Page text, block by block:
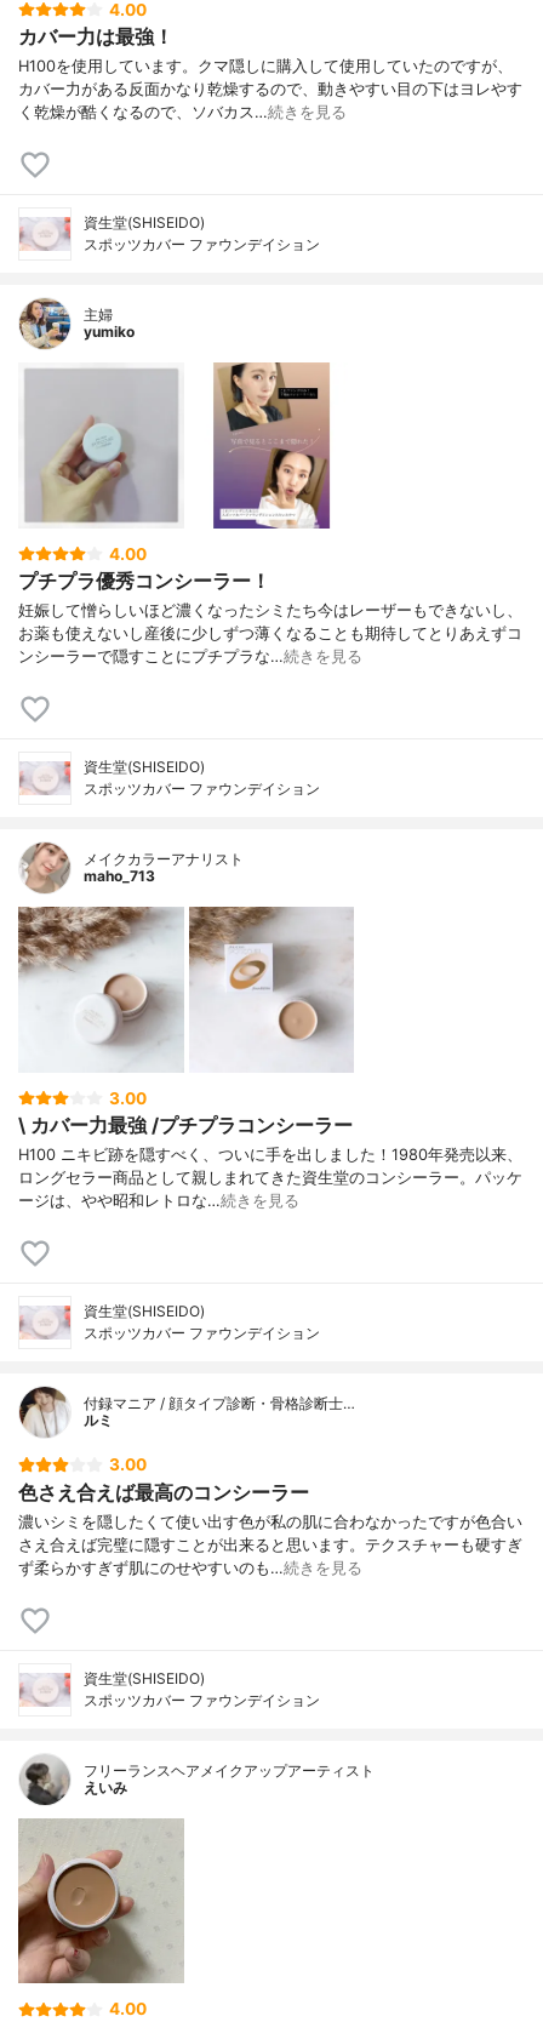
4.00
カバー力は最強！
H100を使用しています。クマ隠しに購入して使用していたのですが、
カバー力がある反面かなり乾燥するので、動きやすい目の下はヨレやす
く乾燥が酷くなるので、ソバカス…続きを見る
資生堂(SHISEIDO)
スポッツカバー ファウンデイション
主婦
yumiko
4.00
プチプラ優秀コンシーラー！
妊娠して憎らしいほど濃くなったシミたち今はレーザーもできないし、
お薬も使えないし産後に少しずつ薄くなることも期待してとりあえずコ
ンシーラーで隠すことにプチプラな…続きを見る
資生堂(SHISEIDO)
スポッツカバー ファウンデイション
メイクカラーアナリスト
maho_713
3.00
\ カバー力最強 /プチプラコンシーラー
H100 ニキビ跡を隠すべく、ついに手を出しました！1980年発売以来、
ロングセラー商品として親しまれてきた資生堂のコンシーラー。パッケ
ージは、やや昭和レトロな…続きを見る
資生堂(SHISEIDO)
スポッツカバー ファウンデイション
付録マニア / 顔タイプ診断・骨格診断士…
ルミ
3.00
色さえ合えば最高のコンシーラー
濃いシミを隠したくて使い出す色が私の肌に合わなかったですが色合い
さえ合えば完璧に隠すことが出来ると思います。テクスチャーも硬すぎ
ず柔らかすぎず肌にのせやすいのも…続きを見る
資生堂(SHISEIDO)
スポッツカバー ファウンデイション
フリーランスヘアメイクアップアーティスト
えいみ
4.00